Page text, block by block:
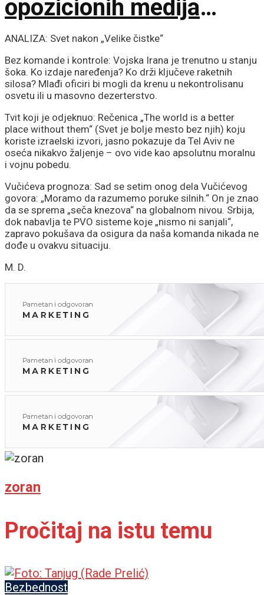
opozicionih medija
upućene šefu države
ANALIZA: Svet nakon „Velike čistke“
Bez komande i kontrole: Vojska Irana je trenutno u stanju
šoka. Ko izdaje naređenja? Ko drži ključeve raketnih
silosa? Mlađi oficiri bi mogli da krenu u nekontrolisanu
osvetu ili u masovno dezerterstvo.
Tvit koji je odjeknuo: Rečenica „The world is a better
place without them“ (Svet je bolje mesto bez njih) koju
koriste izraelski izvori, jasno pokazuje da Tel Aviv ne
oseća nikakvo žaljenje – ovo vide kao apsolutnu moralnu
i vojnu pobedu.
Vučićeva prognoza: Sad se setim onog dela Vučićevog
govora: „Moramo da razumemo poruke silnih.“ On je znao
da se sprema „seča knezova“ na globalnom nivou. Srbija,
dok nabavlja te PVO sisteme koje „nismo ni sanjali“,
zapravo pokušava da osigura da naša komanda nikada ne
dođe u ovakvu situaciju.
M. D.
zoran
Pročitaj na istu temu
Bezbednost